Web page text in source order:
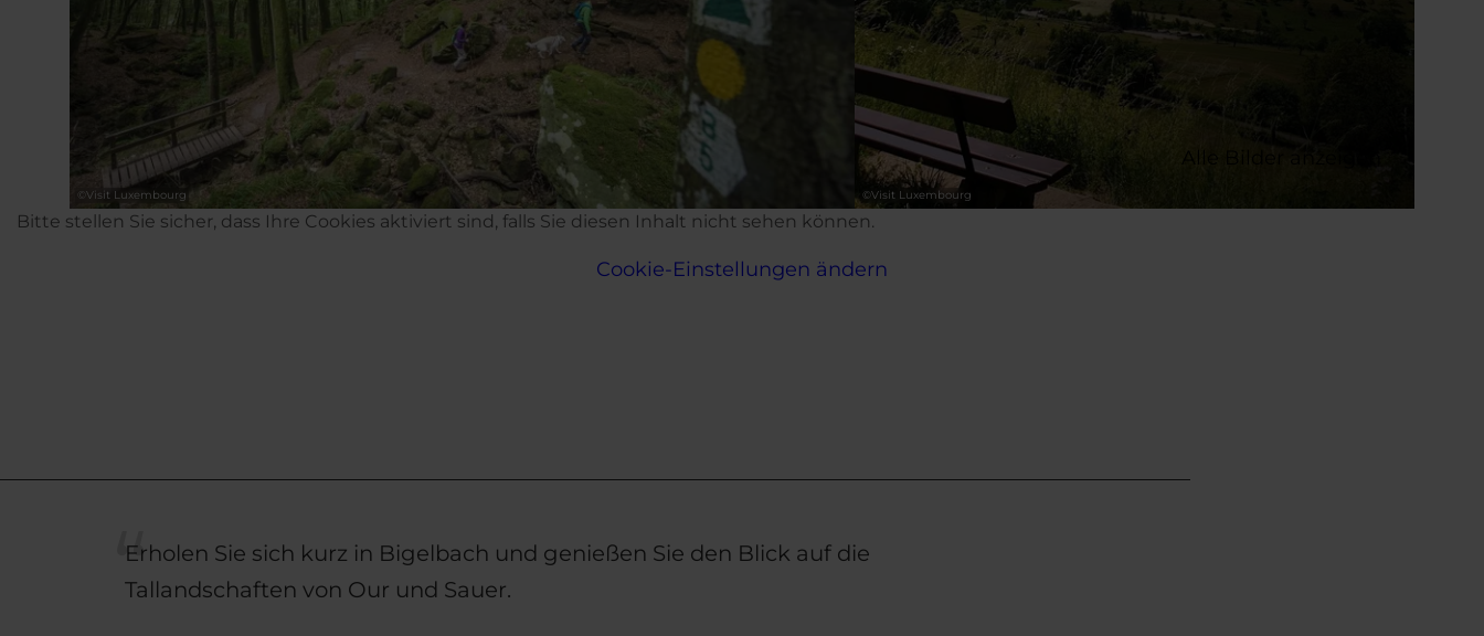
© Visit Luxembourg ©Visit Luxembourg
Bitte stellen Sie sicher, dass Ihre Cookies aktiviert sind, falls Sie diesen Inhalt nicht sehen können.
Cookie-Einstellungen ändern
Erholen Sie sich kurz in Bigelbach und genießen Sie den Blick auf die
Tallandschaften von Our und Sauer.